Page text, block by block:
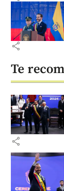
share
Te
share